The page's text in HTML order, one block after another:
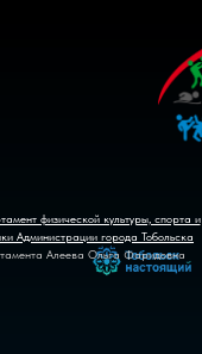
физической культуры, спорта и
Администрации города Тобольска
Алеева Ольга Фаридовна